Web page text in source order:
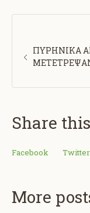
ΠΥΡΗΝΙΚΑ
Share
Facebook Twitter
More